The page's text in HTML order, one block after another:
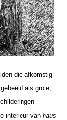
die afkomstig
als grote,
interieur van haus